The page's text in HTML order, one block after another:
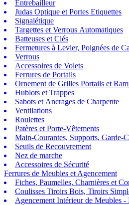
Entrebailleur
Judas Optique et Portes Etiquettes
Signalétique
Targettes et Verrous Automatiques
Batteuses et Clés
Fermetures à Levier, Poignées de
Verrous
Accessoires de Volets
Ferrures de Portails
Ornement de Grilles Portails et
Hublots et Trappes
Sabots et Ancrages de Charpente
Ventilations
Roulettes
Patères et Porte-Vêtements
Main-Courantes, Supports, Garde-
Seuils de Recouvrement
Nez de marche
Accessoires de Sécurité
Ferrures de Meubles et Agencement
Fiches, Paumelles, Charnières et
Coulisses Tiroirs Bois, Tiroirs
Agencement Intérieur de Meubles -